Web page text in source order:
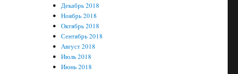
Декабрь 2018
Ноябрь 2018
Октябрь 2018
Сентябрь 2018
Август 2018
Июль 2018
Июнь 2018